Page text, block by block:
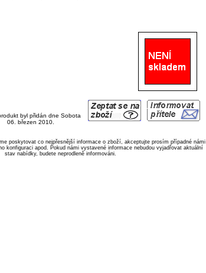
byl přidán dne Sobota
06. březen 2010.
poskytovat co nejpřesnější informace o zboží, akceptujte prosím případné námi
konfiguraci apod. Pokud námi vystavené informace nebudou vyjadřovat aktuální
stav nabídky, budete neprodleně informováni.